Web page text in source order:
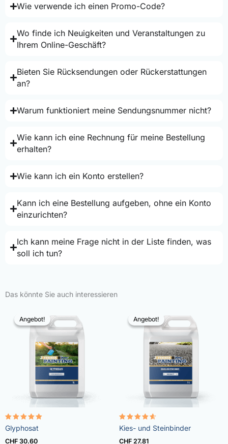
Wie verwende ich einen Promo-Code?
Wo finde ich Neuigkeiten und Veranstaltungen zu
Ihrem Online-Geschäft?
Bieten Sie Rücksendungen oder Rückerstattungen
an?
Warum funktioniert meine Sendungsnummer nicht?
Wie kann ich eine Rechnung für meine Bestellung
erhalten?
Wie kann ich ein Konto erstellen?
Kann ich eine Bestellung aufgeben, ohne ein Konto
einzurichten?
Ich kann meine Frage nicht in der Liste finden, was
soll ich tun?
Das könnte Sie auch interessieren
Angebot!
Angebot!
Bewertet
mit
4.96
Glyphosat
CHF 30.60
Angebot!
Angebot!
Bewertet
mit
4.57
Kies- und Steinbinder
CHF 27.81